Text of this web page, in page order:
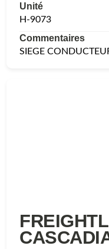
Unité
H-9073
Commentaires
SIEGE